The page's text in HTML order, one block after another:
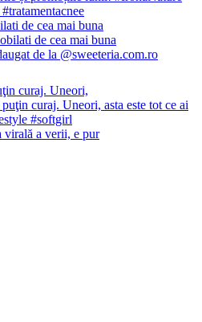
de cea mai buna
curaj. Uneori,
virală a verii, e pur